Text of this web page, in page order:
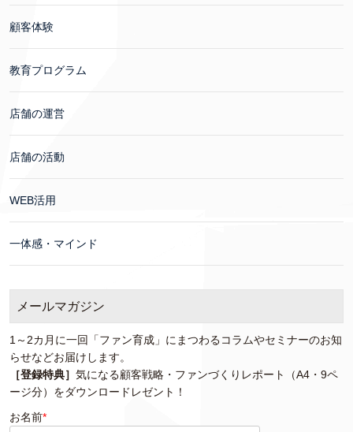
顧客体験
教育プログラム
店舗の運営
店舗の活動
WEB活用
一体感・マインド
メールマガジン
1～2カ月に一回「ファン育成」にまつわるコラムやセミナーのお知
らせなどお届けします。
［登録特典］ 気になる顧客戦略・ファンづくりレポート（A4・9ペ
ージ分）をダウンロードレゼント！
お名前*